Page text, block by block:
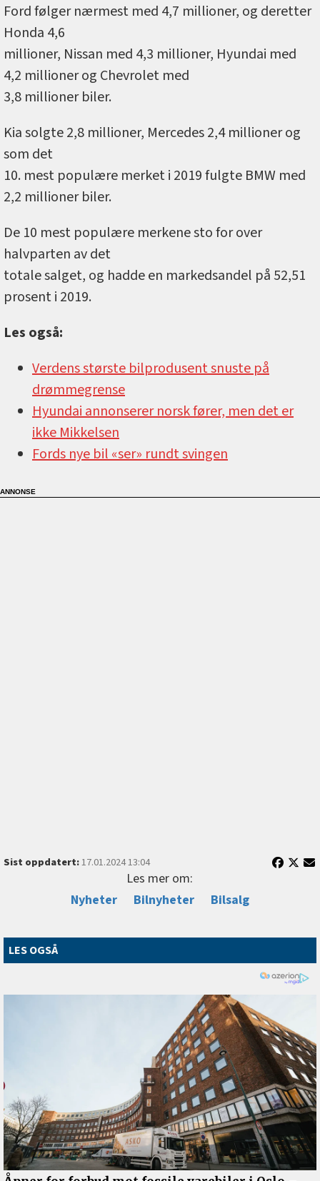
Ford følger nærmest med 4,7 millioner, og deretter
Honda 4,6
millioner, Nissan med 4,3 millioner, Hyundai med
4,2 millioner og Chevrolet med
3,8 millioner biler.
Kia solgte 2,8 millioner, Mercedes 2,4 millioner og
som det
10. mest populære merket i 2019 fulgte BMW med
2,2 millioner biler.
De 10 mest populære merkene sto for over
halvparten av det
totale salget, og hadde en markedsandel på 52,51
prosent i 2019.
Les også:
Verdens største bilprodusent snuste på
drømmegrense
Hyundai annonserer norsk fører, men det er
ikke Mikkelsen
Fords nye bil «ser» rundt svingen
Sist oppdatert:17.01.2024 13:04
Les mer om:
Nyheter
Bilnyheter Bilsalg
LES OGSÅ